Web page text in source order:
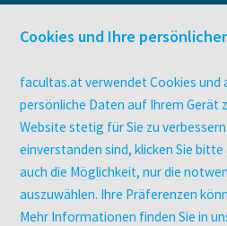
facultas
Druckerei
Digitale
Über
facultas
Cookies und Ihre
facultas.at verwendet Cookies und
persönliche Daten auf Ihrem Gerät
Website stetig für Sie zu
einverstanden sind, klicken Sie bitte
auch die Möglichkeit, nur die
auszuwählen. Ihre Präferenzen
Mehr Informationen finden Sie in